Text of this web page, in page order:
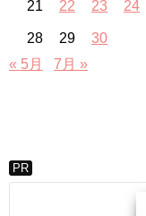
21 22 23 24
28 29
30
« 5月
7月 »
PR